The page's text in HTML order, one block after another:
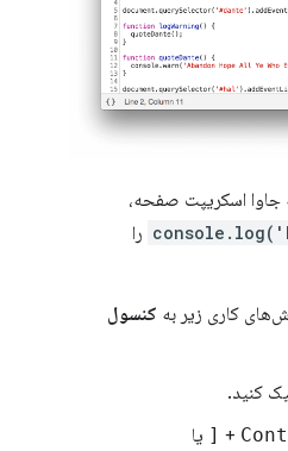
جاوا اسکریپت صفحه،
را
کاری زیر به کنسول
کنید.
+
[ یا